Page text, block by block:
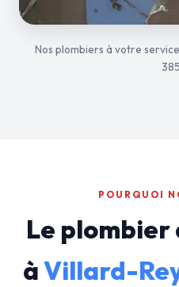
Nos plombiers à votre
POURQUOI
Le plombier
àVillard-